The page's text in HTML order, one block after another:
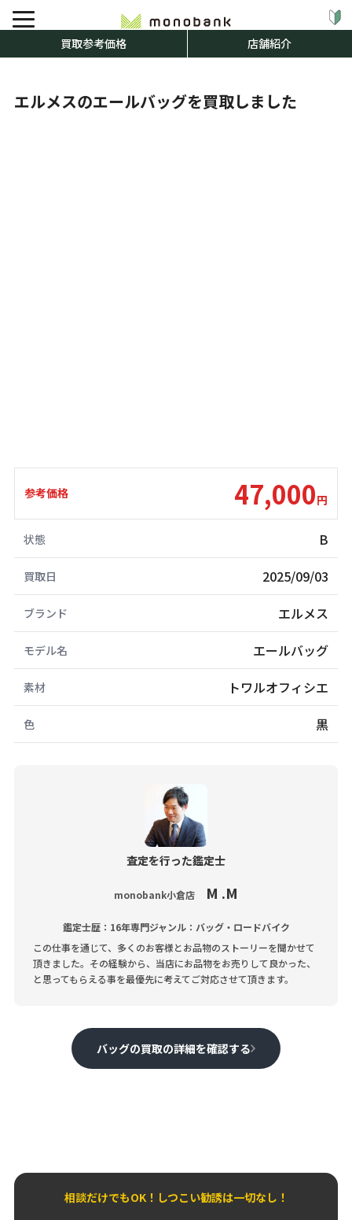
買取参考価格 店舗紹介
エルメスのエールバッグを買取しました
参考価格 47,000円
状態 B
買取日 2025/09/03
ブランド エルメス
モデル名 エールバッグ
素材 トワルオフィシエ
色 黒
査定を行った鑑定士
monobank小倉店 M .M
鑑定士歴：16年専門ジャンル：バッグ・ロードバイク
この仕事を通じて、多くのお客様とお品物のストーリーを聞かせて
頂きました。その経験から、当店にお品物をお売りして良かった、
と思ってもらえる事を最優先に考えてご対応させて頂きます。
バッグの買取の詳細を確認する
相談だけでもOK！しつこい勧誘は一切なし！